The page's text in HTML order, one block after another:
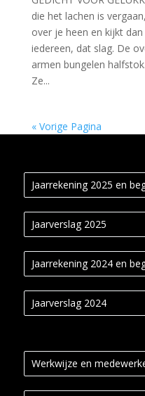
die het lachen is
over je heen en kijkt
iedereen, dat slag. De
armen bungelen
Ze...
« Vorige Pagina
Jaarrekening 2025 en
Jaarverslag 2025
Jaarrekening 2024 en
Jaarverslag 2024
Werkwijze en